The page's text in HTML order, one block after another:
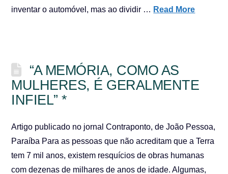
inventar o automóvel, mas ao dividir … Read More
“A MEMÓRIA, COMO AS
MULHERES, É GERALMENTE
INFIEL” *
Artigo publicado no jornal Contraponto, de João Pessoa,
Paraíba Para as pessoas que não acreditam que a Terra
tem 7 mil anos, existem resquícios de obras humanas
com dezenas de milhares de anos de idade. Algumas,